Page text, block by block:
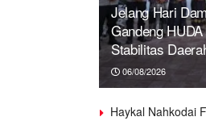
Jelang Hari
Gandeng
Stabilitas
06/08/2026
Haykal Nahkodai